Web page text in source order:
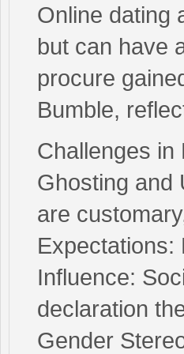
Online dating
but can have
procure
Bumble,
Challenges in
Ghosting and
are
Expectations:
Influence:
declaration
Gender